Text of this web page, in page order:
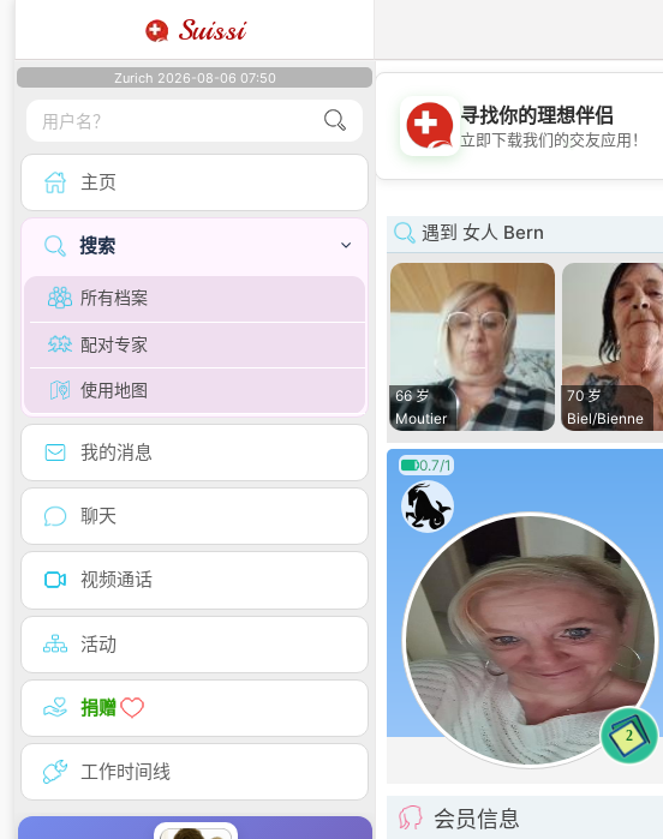
Suissi
Zurich 2026-08-06 07:50
主页
搜索
所有档案
配对专家
使用地图
我的消息
聊天
视频通话
活动
捐赠
工作时间线
💖
寻找你的理想伴侣
立即下载我们的交友应用！
遇到 女人 Bern
66 岁
Moutier
70 岁
Biel/Bienne
0.7/1
2
会员信息